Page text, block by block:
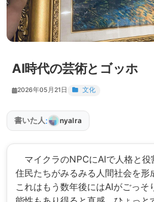
AI時代の芸術とゴッホ
2026年05月21日 文化
書いた人 : nyalra
マイクラのNPCにAIで人格と役
住民たちがみるみる人間社会を形
これはもう数年後にはAIがごっそ